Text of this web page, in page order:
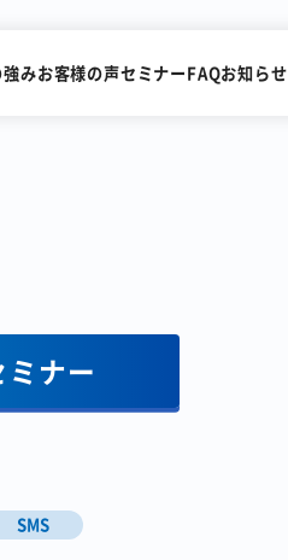
みお客様の声セミナーFAQお知らせ
が利用
ナー
SMS